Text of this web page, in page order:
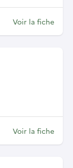
Voir la fiche
Voir la fiche